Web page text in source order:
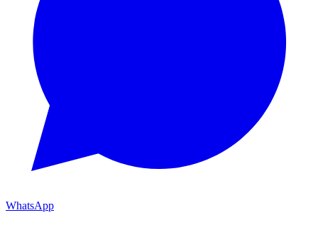
WhatsApp